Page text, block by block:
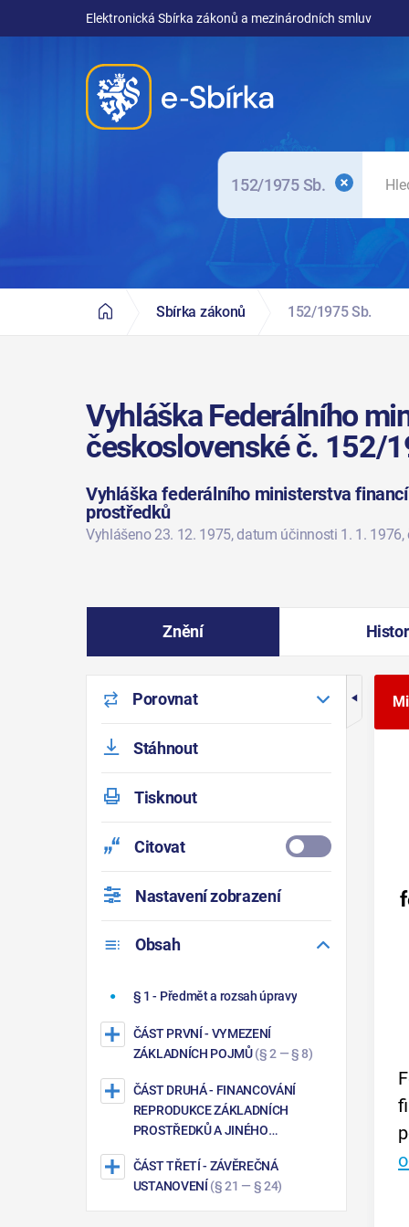
Elektronická Sbírka zákonů a mezinárodních smluv
152/1975 Sb.
Sbírka zákonů 152/1975 Sb.
Vyhláška Federálního
československé č. 152/
Vyhláška federálního ministerstva
prostředků
Vyhlášeno 23. 12. 1975, datum účinnosti 1. 1. 1976
Znění
Porovnat
Stáhnout
Tisknout
Citovat
Nastavení zobrazení
Obsah
§ 1 - Předmět a rozsah úpravy
ČÁST PRVNÍ- VYMEZENÍ
ZÁKLADNÍCH POJMŮ(§ 2 — § 8)
ČÁST DRUHÁ- FINANCOVÁNÍ
REPRODUKCE ZÁKLADNÍCH
PROSTŘEDKŮ A JINÉHO
ČÁST TŘETÍ- ZÁVĚREČNÁ
USTANOVENÍ (§ 21 — § 24)